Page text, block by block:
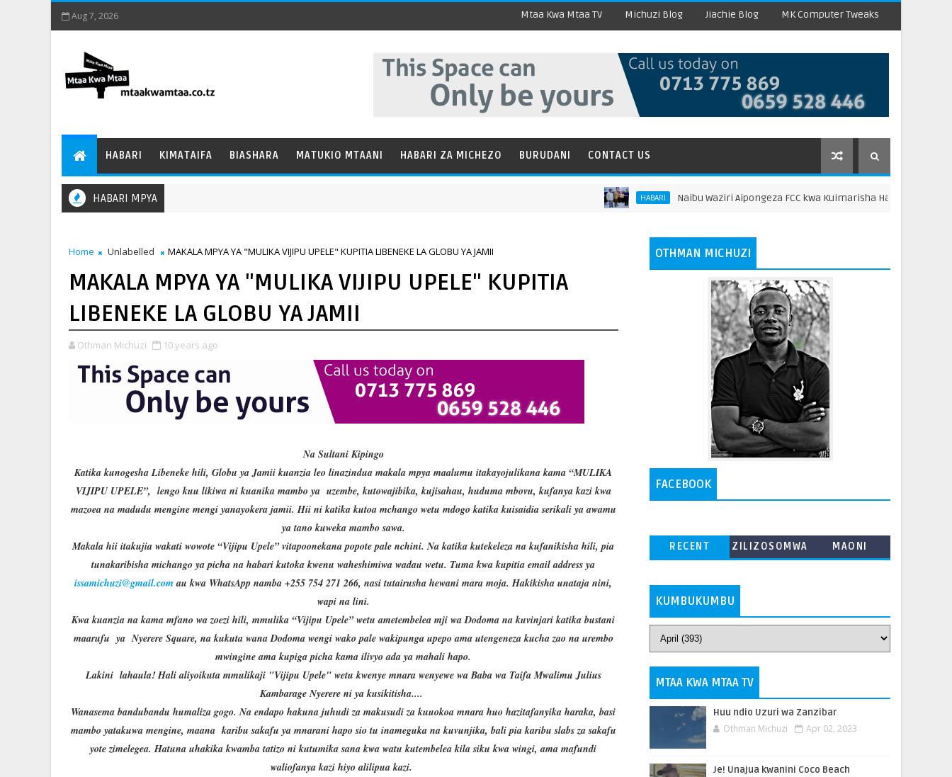
Aug 7, 2026 Mtaa Kwa Mtaa TV Michuzi Blog Jiachie Blog MK Computer Tweaks
HABARI KIMATAIFA BIASHARA MATUKIO MTAANI HABARI ZA MICHEZO BURUDANI CONTACT US
HABARI MPYA HABARI Naibu Waziri Aipongeza FCC kwa Kuimarisha Haki za Walaji na
Home Unlabelled MAKALA MPYA YA "MULIKA VIJIPU UPELE" KUPITIA LIBENEKE LA GLOBU YA JAMII
MAKALA MPYA YA "MULIKA VIJIPU UPELE" KUPITIA
LIBENEKE LA GLOBU YA JAMII
Othman Michuzi 10 years ago
Na Sultani Kipingo
Katika kunogesha Libeneke hili, Globu ya Jamii kuanzia leo linazindua makala mpya maalumu itakayojulikana kama “MULIKA
VIJIPU UPELE”, lengo kuu likiwa ni kuanika mambo ya uzembe, kutowajibika, kujisahau, huduma mbovu, kufanya kazi kwa
mazoea na madudu mengine mengi yanayokera jamii. Hii ni katika kutoa mchango wetu mdogo katika kuisaidia serikali ya awamu
ya tano kuweka mambo sawa.
Makala hii itakujia wakati wowote “Vijipu Upele” vitapoonekana popote pale nchini. Na katika kutekeleza na kufanikisha hili, pia
tunakaribisha michango ya picha na habari kutoka kwenu waheshimiwa wadau wetu. Tuma kwa kupitia email address ya
issamichuzi@gmail.com au kwa WhatsApp namba +255 754 271 266, nasi tutairusha hewani mara moja. Hakikisha unataja nini,
wapi na lini.
Kwa kuanzia na kama mfano wa zoezi hili, mmulika “Vijipu Upele” wetu ametembelea mji wa Dodoma na kuvinjari katika bustani
maarufu ya Nyerere Square, na kukuta wana Dodoma wengi wako pale wakipunga upepo ama utengeneza kucha zao na urembo
mwingine ama kupiga picha kama ilivyo ada ya mahali hapo.
Lakini lahaula! Hali aliyoikuta mmulikaji "Vijipu Upele" wetu kwenye mnara wenyewe wa Baba wa Taifa Mwalimu Julius
Kambarage Nyerere ni ya kusikitisha....
Wanasema bandubandu humaliza gogo. Na endapo hakuna juhudi za makusudi za kuuokoa mnara huo hazitafanyika haraka, basi
mambo yatakuwa mengine, maana karibu sakafu ya mnarani hapo sio tu inameguka na kuvunjika, bali pia karibu slabs za sakafu
yote zimelegea. Hatuna uhakika kwamba tatizo ni kutumika sana kwa watu kutembelea kila siku kwa wingi, ama mafundi
waliofanya kazi hiyo alilipua kazi.
OTHMAN MICHUZI
FACEBOOK
RECENT
ZILIZOSOMWA
MAONI
KUMBUKUMBU
MTAA KWA MTAA TV
Huu ndio Uzuri wa Zanzibar
Othman Michuzi Apr 02, 2023
Je! Unajua kwanini Coco Beach